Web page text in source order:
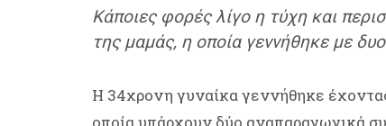
Κάποιες φορές λίγο η τύχη και
της μαμάς, η οποία γεννήθηκε με
Η 34χρονη γυναίκα γεννήθηκε